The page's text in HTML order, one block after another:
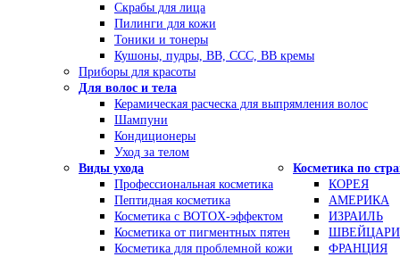
Скрабы для лица
Пилинги для кожи
Тоники и тонеры
Кушоны, пудры, ВВ, ССС, ВВ кремы
Приборы для красоты
Для волос и тела
Керамическая расческа для выпрямления волос
Шампуни
Кондиционеры
Уход за телом
Виды ухода
Профессиональная косметика
Пептидная косметика
Косметика с BOTOX-эффектом
Косметика от пигментных пятен
Косметика для проблемной кожи
Косметика по
КОРЕЯ
АМЕРИКА
ИЗРАИЛЬ
ФРАНЦИЯ